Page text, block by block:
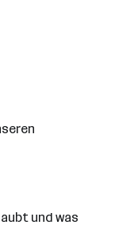
und was